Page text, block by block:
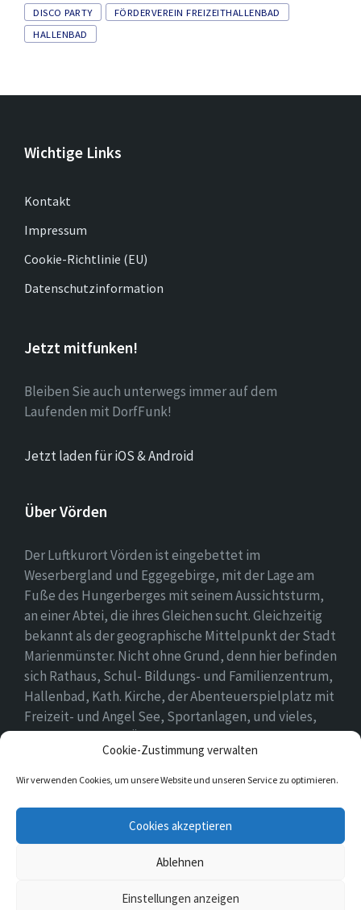
Cookie-Zustimmung verwalten
Wir verwenden Cookies, um unsere Website und unseren Service zu optimieren.
Cookies akzeptieren
Ablehnen
Einstellungen anzeigen
Tags
DISCO PARTY
FÖRDERVEREIN FREIZEITHALLENBAD
HALLENBAD
Wichtige Links
Kontakt
Impressum
Cookie-Richtlinie (EU)
Datenschutzinformation
Jetzt mitfunken!
Bleiben Sie auch unterwegs immer auf dem
Laufenden mit DorfFunk!
Jetzt laden für iOS & Android
Über Vörden
Der Luftkurort Vörden ist eingebettet im
Weserbergland und Eggegebirge, mit der Lage am
Fuße des Hungerberges mit seinem Aussichtsturm,
an einer Abtei, die ihres Gleichen sucht. Gleichzeitig
bekannt als der geographische Mittelpunkt der Stadt
Marienmünster. Nicht ohne Grund, denn hier befinden
sich Rathaus, Schul- Bildungs- und Familienzentrum,
Hallenbad, Kath. Kirche, der Abenteuerspielplatz mit
Freizeit- und Angel See, Sportanlagen, und vieles,
vieles mehr. Einen Überblick findet ihr hier auf
unserer Webseite..